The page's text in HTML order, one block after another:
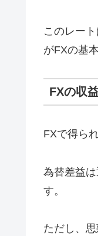
このレー
がFXの基
FXの収
FXで得ら
為替差益
す。
ただし、